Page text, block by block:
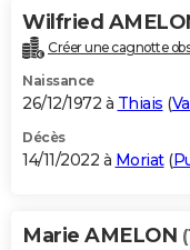
Wilfried
Créer une cagnotte
Naissance
26/12/1972 à Thiais (
Décès
14/11/2022 à Moriat(
Marie AMELON